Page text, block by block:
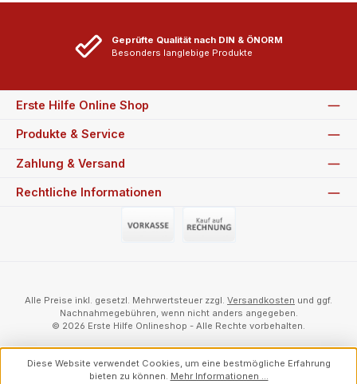
Geprüfte Qualität nach DIN & ÖNORM
Besonders langlebige Produkte
Erste Hilfe Online Shop
Produkte & Service
Zahlung & Versand
Rechtliche Informationen
Alle Preise inkl. gesetzl. Mehrwertsteuer zzgl. Versandkosten und ggf.
Nachnahmegebühren, wenn nicht anders angegeben.
© 2026 Erste Hilfe Onlineshop - Alle Rechte vorbehalten.
Diese Website verwendet Cookies, um eine bestmögliche Erfahrung
bieten zu können. Mehr Informationen ...